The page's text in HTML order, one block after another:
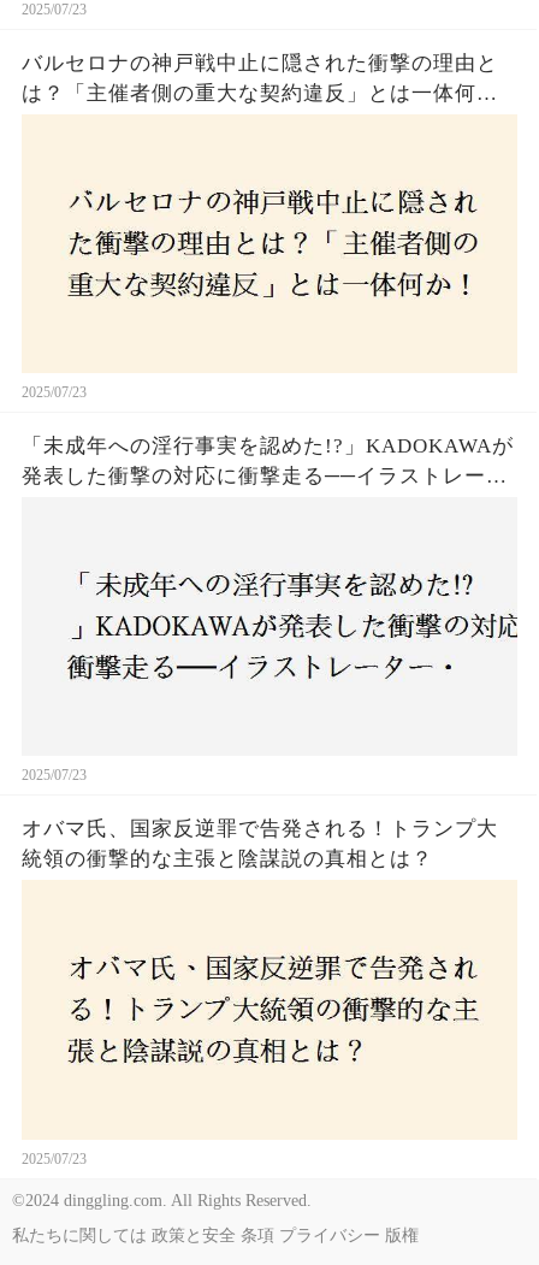
2025/07/23
バルセロナの神戸戦中止に隠された衝撃の理由と
は？「主催者側の重大な契約違反」とは一体何
2025/07/23
「未成年への淫行事実を認めた!?」KADOKAWAが
発表した衝撃の対応に衝撃走る──イラストレータ
2025/07/23
オバマ氏、国家反逆罪で告発される！トランプ大
統領の衝撃的な主張と陰謀説の真相とは？
2025/07/23
©2024 dinggling.com. All Rights Reserved.
私たちに関しては 政策と安全 条項 プライバシー 版権